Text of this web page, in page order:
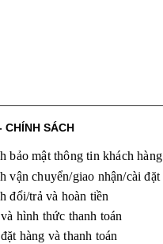
CHÍNH SÁCH
bảo mật thông tin khách hàng
vận chuyển/giao nhận/cài đặt
đổi/trả và hoàn tiền
hình thức thanh toán
hàng và thanh toán